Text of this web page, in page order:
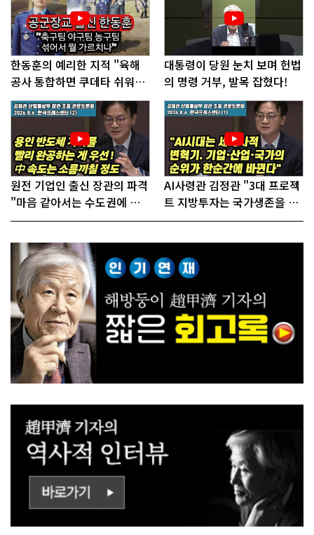
한동훈의 예리한 지적 "육해
공사 통합하면 쿠데타 쉬워진
다"
대통령이 당원 눈치 보며 헌법
의 명령 거부, 발목 잡혔다!
원전 기업인 출신 장관의 파격
"마음 같아서는 수도권에 원
전 짓고싶다"
AI사령관 김정관 "3대 프로젝
트 지방투자는 국가생존을 건
대전략"